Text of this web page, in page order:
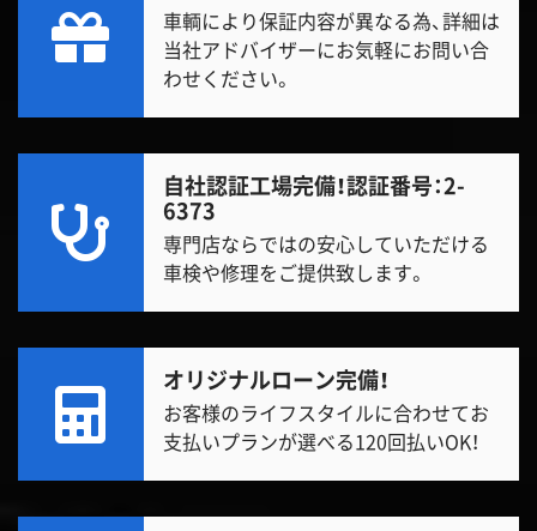
車輌により保証内容が異なる為、詳細は
当社アドバイザーにお気軽にお問い合
わせください。
自社認証工場完備！認証番号：2-
6373
専門店ならではの安心していただける
車検や修理をご提供致します。
オリジナルローン完備！
お客様のライフスタイルに合わせてお
支払いプランが選べる120回払いOK！